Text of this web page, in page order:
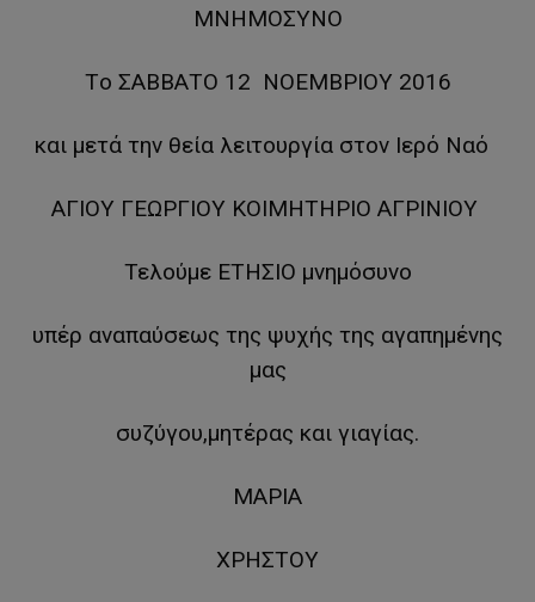
ΜΝΗΜΟΣΥΝΟ
Τo ΣΑΒΒΑΤΟ 12 ΝΟΕΜΒΡΙΟΥ 2016
και μετά την θεία λειτουργία στον Ιερό Ναό
ΑΓΙΟΥ ΓΕΩΡΓΙΟΥ ΚΟΙΜΗΤΗΡΙΟ ΑΓΡΙΝΙΟΥ
Τελούμε ΕΤΗΣΙΟ μνημόσυνο
υπέρ αναπαύσεως της ψυχής της αγαπημένης
μας
συζύγου,μητέρας και γιαγίας.
ΜΑΡΙΑ
ΧΡΗΣΤΟΥ